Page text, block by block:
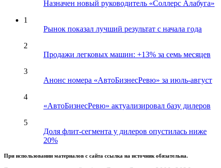
Назначен новый руководитель «Соллерс Алабуга»
1
Рынок показал лучший результат с начала года
2
Продажи легковых машин: +13% за семь месяцев
3
Анонс номера «АвтоБизнесРевю» за июль-август
4
«АвтоБизнесРевю» актуализировал базу дилеров
5
Доля флит-сегмента у дилеров опустилась ниже
20%
При использовании материалов с сайта ссылка на источник обязательна.